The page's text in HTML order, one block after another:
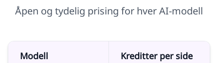
Åpen og tydelig prising for hver AI‑modell
Modell
Kreditter per side